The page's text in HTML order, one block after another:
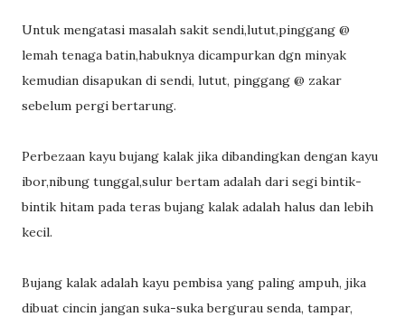
Untuk mengatasi masalah sakit sendi,lutut,pinggang @
lemah tenaga batin,habuknya dicampurkan dgn minyak
kemudian disapukan di sendi, lutut, pinggang @ zakar
sebelum pergi bertarung.
Perbezaan kayu bujang kalak jika dibandingkan dengan kayu
ibor,nibung tunggal,sulur bertam adalah dari segi bintik-
bintik hitam pada teras bujang kalak adalah halus dan lebih
kecil.
Bujang kalak adalah kayu pembisa yang paling ampuh, jika
dibuat cincin jangan suka-suka bergurau senda, tampar,